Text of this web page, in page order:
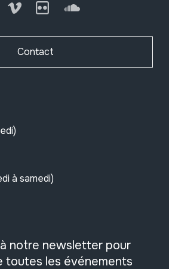
Issuu Vimeo Flickr SoundCloud
Contact
à samedi)
notre newsletter pour
toutes les événements